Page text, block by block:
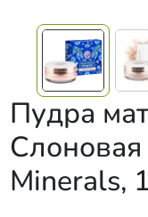
Пудра
Слоновая
Minerals,